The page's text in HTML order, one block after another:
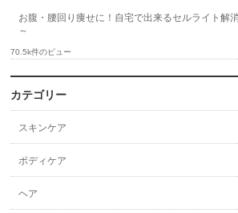
お腹・腰回り痩せに！自宅で出来るセルライト解
～
70.5k件のビュー
カテゴリー
スキンケア
ボディケア
ヘア